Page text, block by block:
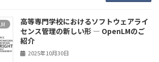
高等専門学校におけるソフトウェアライ
センス管理の新しい形 — OpenLMのご
紹介
2025年10月30日